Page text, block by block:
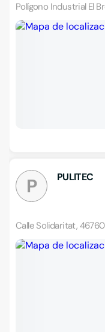
Polígono Industrial El
P PULITEC
Calle Solidaritat,